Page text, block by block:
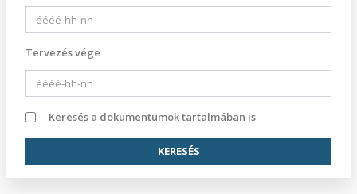
Tervezés vége
Keresés a dokumentumok tartalmában is